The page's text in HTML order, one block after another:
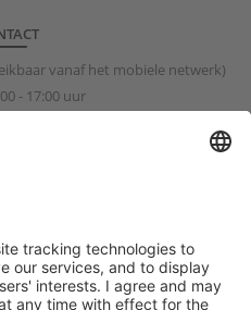
vanaf het mobiele netwerk)
- 17:00 uur